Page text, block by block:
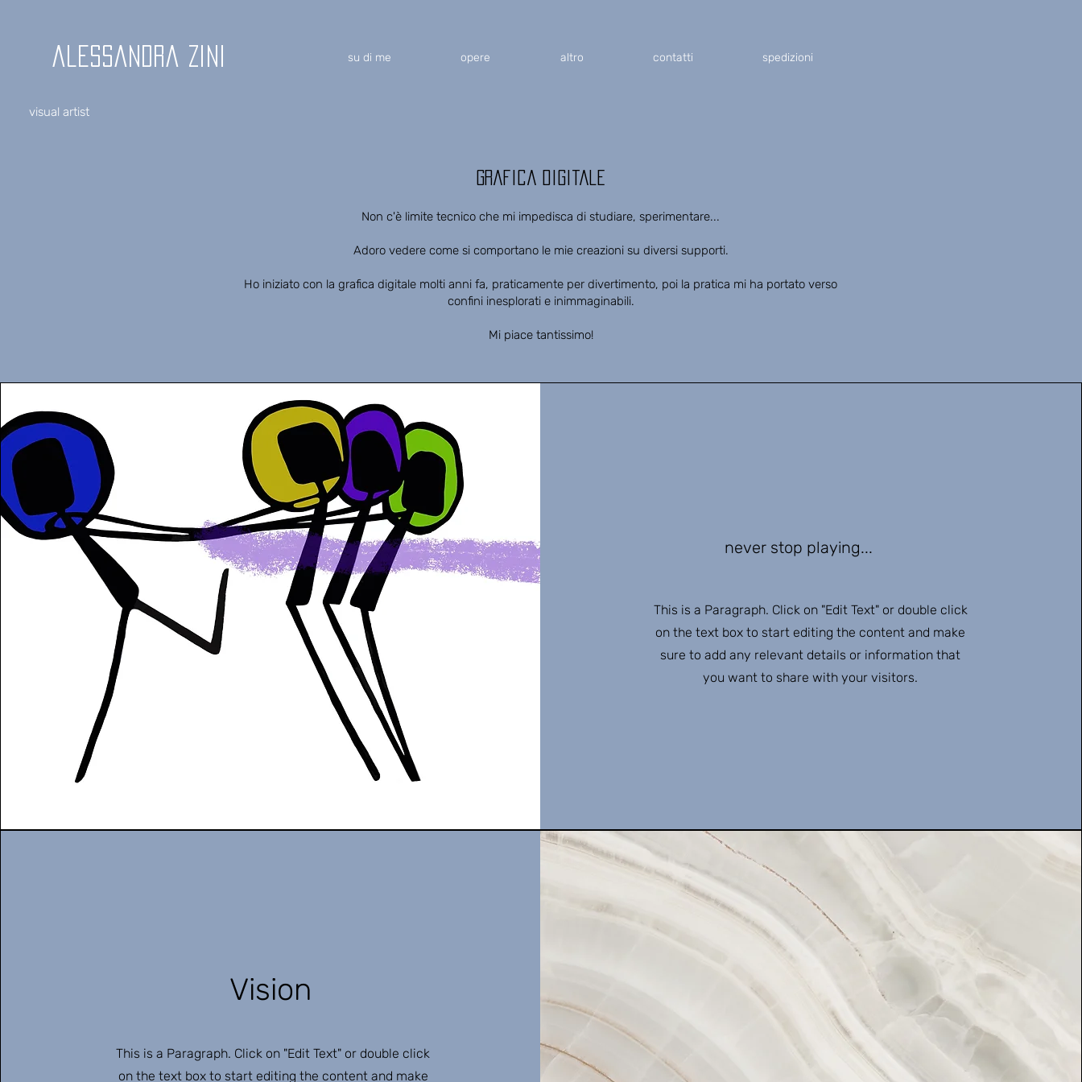
alessandra zini su di me opere altro contatti spedizioni
visual artist
Grafica digitale
Non c'è limite tecnico che mi impedisca di studiare, sperimentare...
Adoro vedere come si comportano le mie creazioni su diversi supporti.
Ho iniziato con la grafica digitale molti anni fa, praticamente per divertimento, poi la pratica mi ha portato verso
confini inesplorati e inimmaginabili.
Mi piace tantissimo!
never stop playing...
This is a Paragraph. Click on "Edit Text" or double click
on the text box to start editing the content and make
sure to add any relevant details or information that
you want to share with your visitors.
Vision
This is a Paragraph. Click on "Edit Text" or double click
on the text box to start editing the content and make